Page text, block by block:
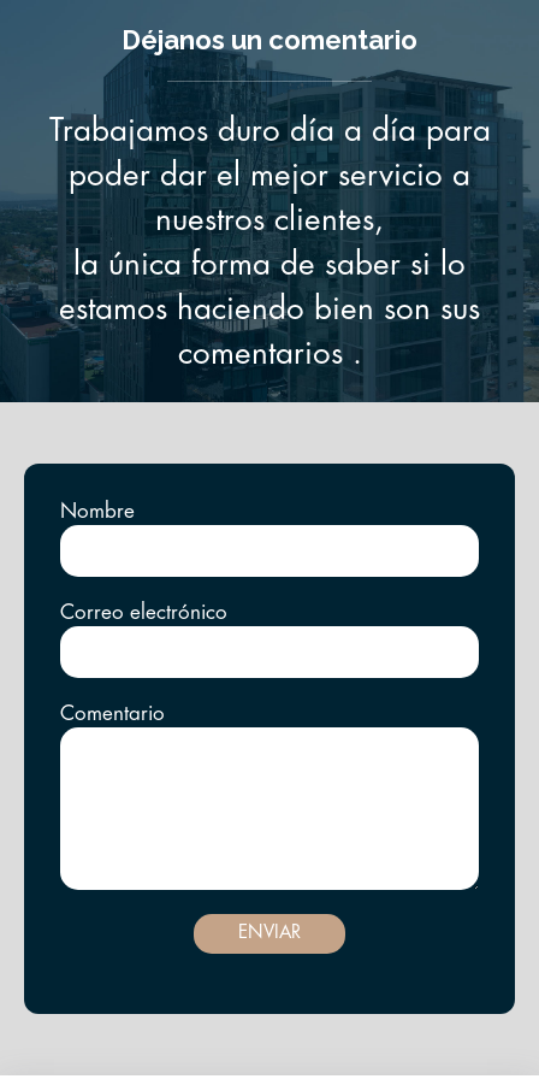
Déjanos un comentario
Trabajamos duro día a día para
poder dar el mejor servicio a
nuestros clientes,
la única forma de saber si lo
estamos haciendo bien son sus
comentarios .
Nombre
Correo electrónico
Comentario